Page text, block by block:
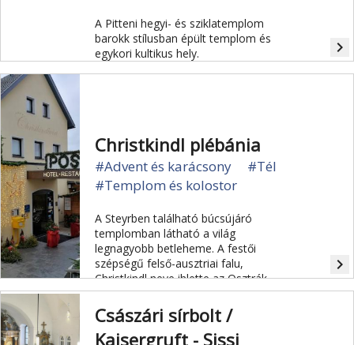
A Pitteni hegyi- és sziklatemplom
barokk stílusban épült templom és
egykori kultikus hely.
navigate_next
Christkindl plébánia
#Advent és karácsony
#Tél
#Templom és kolostor
A Steyrben található búcsújáró
templomban látható a világ
legnagyobb betleheme. A festői
szépségű felső-ausztriai falu,
Christkindl neve ihlette az Osztrák
Postát, hogy 1950-ben létrehozza az
első karácsonyi postahivatalt, hogy a
küldeményeket karácsonyi motívumú
bélyegzővel ellátva lehessen elküldeni.
navigate_next
Császári sírbolt /
Kaisergruft - Sissi